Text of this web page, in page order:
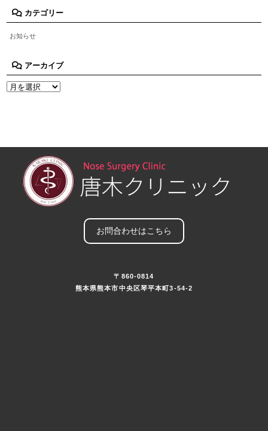
カテゴリー
お知らせ
アーカイブ
お問合わせはこちら
〒860-0814
熊本県熊本市中央区琴平本町3-54-2